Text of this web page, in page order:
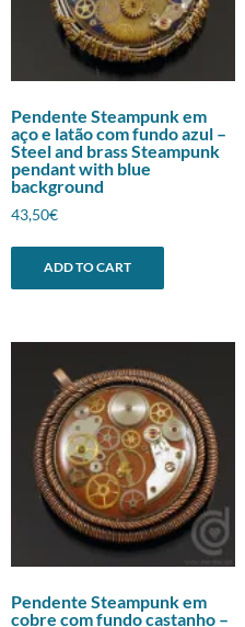
Pendente Steampunk em
aço e latão com fundo azul –
Steel and brass Steampunk
pendant with blue
background
43,50€
ADD TO CART
Pendente Steampunk em
cobre com fundo castanho –